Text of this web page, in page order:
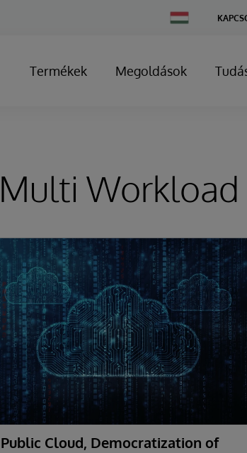
Change
Country
Termékek Megoldások
Multi Workload
Public Cloud, Democratization of